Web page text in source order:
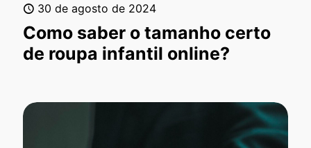
30 de agosto de 2024
Como saber o tamanho certo
de roupa infantil online?